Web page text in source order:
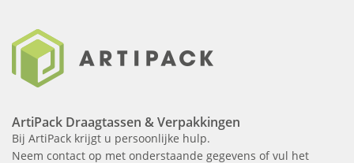
ArtiPack Draagtassen & Verpakkingen
Bij ArtiPack krijgt u persoonlijke hulp.
Neem contact op met onderstaande gegevens of vul het